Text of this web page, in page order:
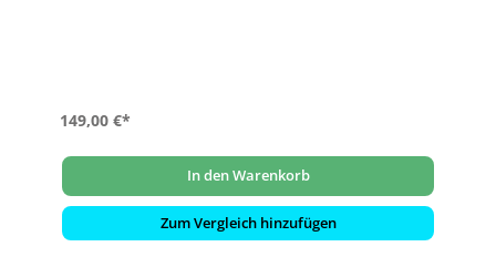
149,00 €*
In den Warenkorb
Zum Vergleich hinzufügen